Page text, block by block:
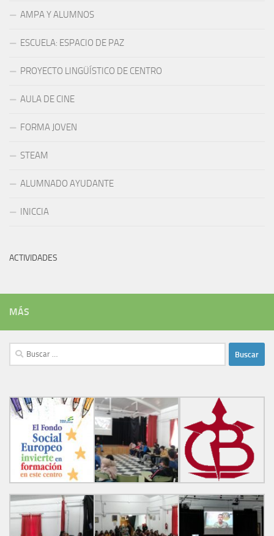
AMPA Y ALUMNOS
ESCUELA: ESPACIO DE PAZ
PROYECTO LINGÜÍSTICO DE CENTRO
AULA DE CINE
FORMA JOVEN
STEAM
ALUMNADO AYUDANTE
INICCIA
ACTIVIDADES
MÁS
Buscar: